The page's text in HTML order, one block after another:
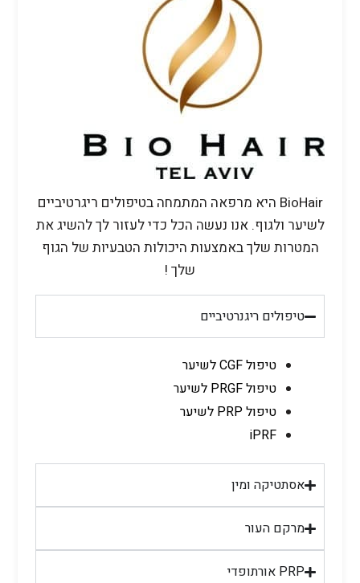
BioHair היא מרפאה המתמחה בטיפולים ריגרטיביים
לשיער ולגוף. אנו נעשה הכל כדי לעזור לך להשיג את
המטרות שלך באמצעות היכולות הטבעיות של הגוף
שלך !
טיפולים ריגנרטיביים
טיפול CGF לשיער
טיפול PRGF לשיער
טיפול PRP לשיער
iPRF
אסתטיקה ומין
מרקם העור
PRP אורתופדי